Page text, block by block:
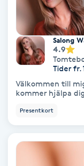
Läpptatuering
Makeup
Manikyr & Pedikyr
Massage
Medial vägledning
Salong
4.9
Tider fr.
Välkommen till mig
kommer hjälpa
Presentkort